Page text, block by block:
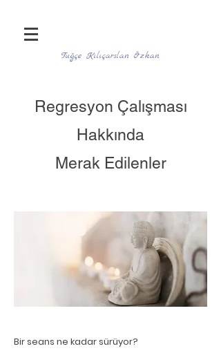
Tuğçe Kılıçarslan Özkan
Regresyon Çalışması
Hakkında
Merak Edilenler
Bir seans ne kadar sürüyor?